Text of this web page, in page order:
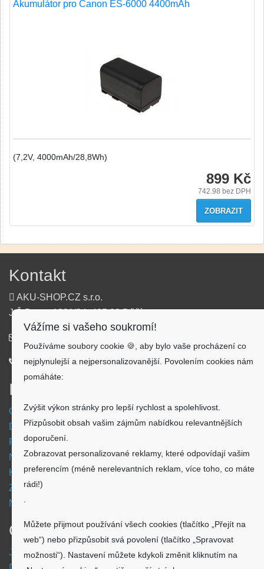
Akumulátor pro Canon ES-6000 4400mAh
(7,2V, 4000mAh/28,8Wh)
899 Kč
742.98 bez DPH
ZOBRAZIT
Kontakt
AKU-SHOP.CZ s.r.o.
J.Š.Baara 1331/34, 405 02 Děčín
720 500 500
Informace
Obchodní podmínky
Doprava a platba
Reklamační formulář
Nastavení cookies
Kde nás najdete
Zpětný odběr vysloužilých elektrozařízení
Návod - akumulátory
O nákupu
Jsme česká společnost
Vážíme si vašeho soukromí!
Používáme soubory cookie 🍪, aby bylo vaše procházení co
nejplynulejší a nejpersonalizovanější. Povolením cookies nám
pomáháte:
Zvýšit výkon stránky pro lepší rychlost a spolehlivost.
Přizpůsobit obsah vašim zájmům nabídkou relevantnějších
doporučení.
Zobrazovat personalizované reklamy, které odpovídají vašim
preferencím (méně nerelevantních reklam, více toho, co máte
rádi!)
Můžete přijmout používání všech cookies (tlačítko „Přejít na
web“) nebo přizpůsobit svá povolení (tlačítko „Spravovat
možnosti“). Nastavení můžete kdykoli změnit kliknutím na